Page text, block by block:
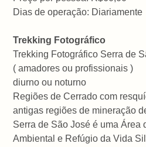
Dias de operação: Diariamente
Trekking Fotográfico
Trekking Fotográfico Serra de
( amadores ou profissionais )
diurno ou noturno
Regiões de Cerrado com
antigas regiões de mineração
Serra de São José é uma Área
Ambiental e Refúgio da Vida